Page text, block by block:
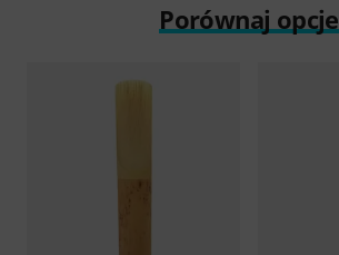
Porównaj opcje